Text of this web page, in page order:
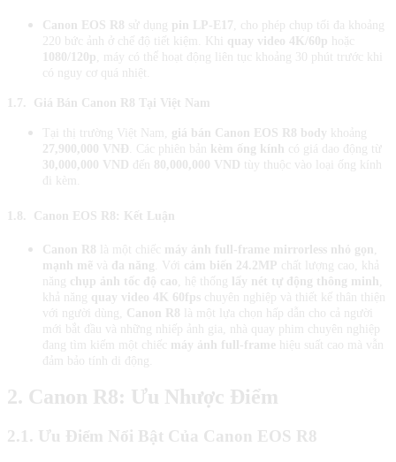
Canon EOS R8 sử dụng pin LP-E17 , cho phép chụp tối đa khoảng
220 bức ảnh ở chế độ tiết kiệm. Khi quay video 4K/60p hoặc
1080/120p , máy có thể hoạt động liên tục khoảng 30 phút trước khi
có nguy cơ quá nhiệt.
1.7. Giá Bán Canon R8 Tại Việt Nam
Tại thị trường Việt Nam, giá bán Canon EOS R8 body
khoảng
27,900,000 VNĐ . Các phiên bản kèm ống kính có giá dao động từ
30,000,000 VND đến 80,000,000 VND tùy thuộc vào loại ống kính
đi kèm.
Canon EOS R8: Kết Luận
Canon R8 là một chiếc máy ảnh full-frame mirrorless nhỏ gọn
mạnh mẽ và đa năng . Với cảm biến 24.2MP chất lượng cao, khả
năng chụp ảnh tốc độ cao , hệ thống lấy nét tự động thông minh
khả năng quay video 4K 60fps chuyên nghiệp và thiết kế thân thiện
với người dùng, Canon R8 là một lựa chọn hấp dẫn cho cả người
mới bắt đầu và những nhiếp ảnh gia, nhà quay phim chuyên nghiệp
đang tìm kiếm một chiếc máy ảnh full-frame hiệu suất cao mà vẫn
đảm bảo tính di động.
2. Canon R8: Ưu Nhược Điểm
2.1. Ưu Điểm Nổi Bật Của Canon EOS R8